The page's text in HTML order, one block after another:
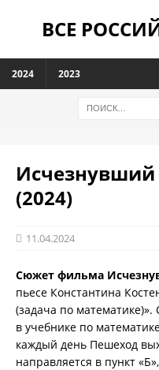
ВСЕ
2024 2023
Исчезнувший
(2024)
11.04.2024
Сюжет фильма
пьесе Константина
(задача по
в учебнике по
каждый день Пешеход
направляется в пункт